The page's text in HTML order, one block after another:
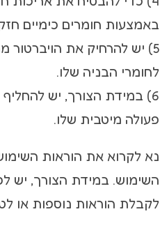
באמצעות חומרים כימיים
5) יש להרחיק את הויברטור
לחומרי הבניה שלו.
6) במידת הצורך, יש
פעולה מיטבית שלו.
נא לקרוא את הוראות
השימוש. במידת הצורך, יש
לקבלת הוראות נוספות או